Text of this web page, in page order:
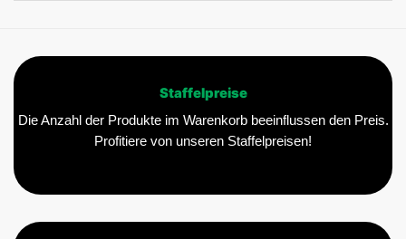
Staffelpreise
Die Anzahl der Produkte im Warenkorb beeinflussen den Preis.
Profitiere von unseren Staffelpreisen!